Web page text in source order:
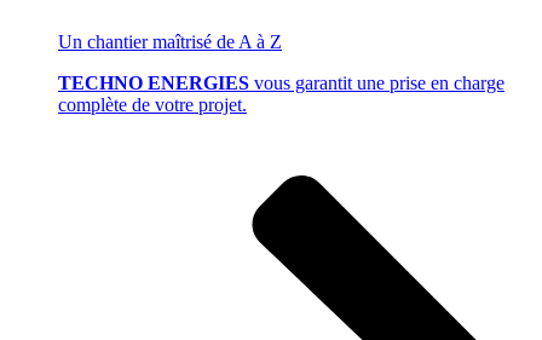
Un chantiermaîtrisé de A à Z
TECHNO ENERGIES vous garantit une prise en charge
complète de votre projet.